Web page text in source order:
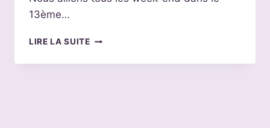
13ème…
LIRE LA SUITELES
DE